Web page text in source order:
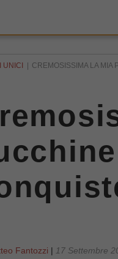
UNICI CREMOSISSIMA LA MIA
Fantozzi | 17 Settembre